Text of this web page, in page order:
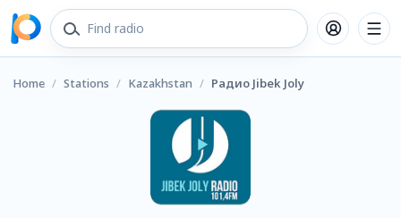
Home / Stations / Kazakhstan / Радио Jibek Joly